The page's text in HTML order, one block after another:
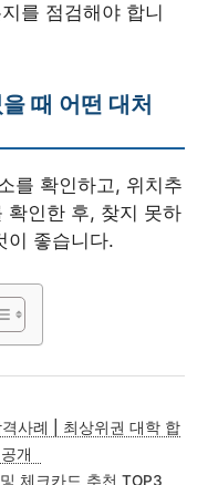
를 점검해야 합니
때 어떤 대처
를 확인하고, 위치추
확인한 후, 찾지 못하
이 좋습니다.
사례 | 최상위권 대학 합
개
체크카드 추천 TOP3